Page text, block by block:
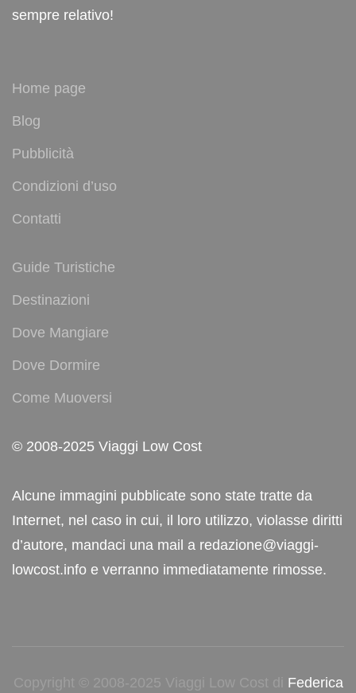
sempre relativo!
Home page
Blog
Pubblicità
Condizioni d’uso
Contatti
Guide Turistiche
Destinazioni
Dove Mangiare
Dove Dormire
Come Muoversi
© 2008-2025 Viaggi Low Cost
Alcune immagini pubblicate sono state tratte da
Internet, nel caso in cui, il loro utilizzo, violasse diritti
d’autore, mandaci una mail a redazione@viaggi-
lowcost.info e verranno immediatamente rimosse.
Copyright © 2008-2025 Viaggi Low Cost di Federica